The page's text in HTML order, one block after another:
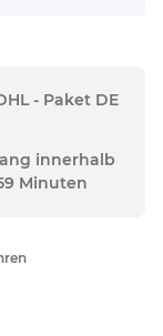
- Paket DE
innerhalb
Minuten